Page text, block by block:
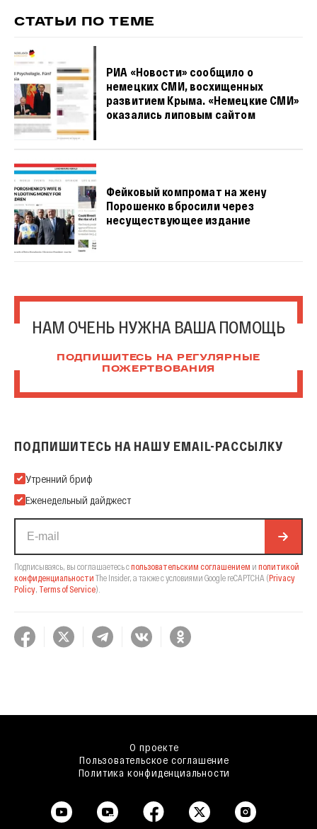
СТАТЬИ ПО ТЕМЕ
РИА «Новости» сообщило о
немецких СМИ, восхищенных
развитием Крыма. «Немецкие СМИ»
оказались липовым сайтом
Фейковый компромат на жену
Порошенко вбросили через
несуществующее издание
НАМ ОЧЕНЬ НУЖНА ВАША ПОМОЩЬ
ПОДПИШИТЕСЬ НА РЕГУЛЯРНЫЕ
ПОЖЕРТВОВАНИЯ
ПОДПИШИТЕСЬ НА НАШУ EMAIL-РАССЫЛКУ
Подпишитесь на нашу Email-рассылку
Утренний бриф
Еженедельный дайджест
Подписываясь, вы соглашаетесь спользовательским соглашением и политикой
конфиденциальности The Insider, а также с условиями Google reCAPTCHA (Privacy
Policy, Terms of Service).
О проекте
Пользовательское соглашение
Политика конфиденциальности